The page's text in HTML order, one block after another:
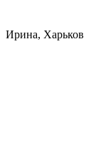
Ирина, Харьков